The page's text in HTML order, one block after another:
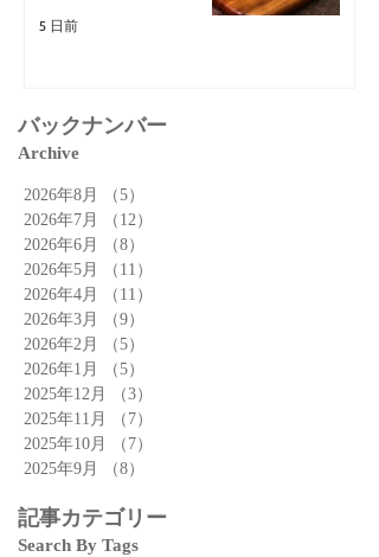
5 日前
バックナンバー
Archive
2026年8月 （5）
2026年7月
（12）
2026年6月
（8）
2026年5月
（11）
2026年4月
（11）
2026年3月
（9）
2026年2月
（5）
2026年1月
（5）
2025年12月
（3）
2025年11月
（7）
2025年10月
（7）
2025年9月
（8）
記事カテゴリー
Search By Tags